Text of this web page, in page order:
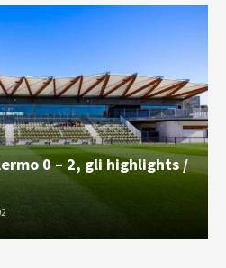
0 – 2, gli highlights /